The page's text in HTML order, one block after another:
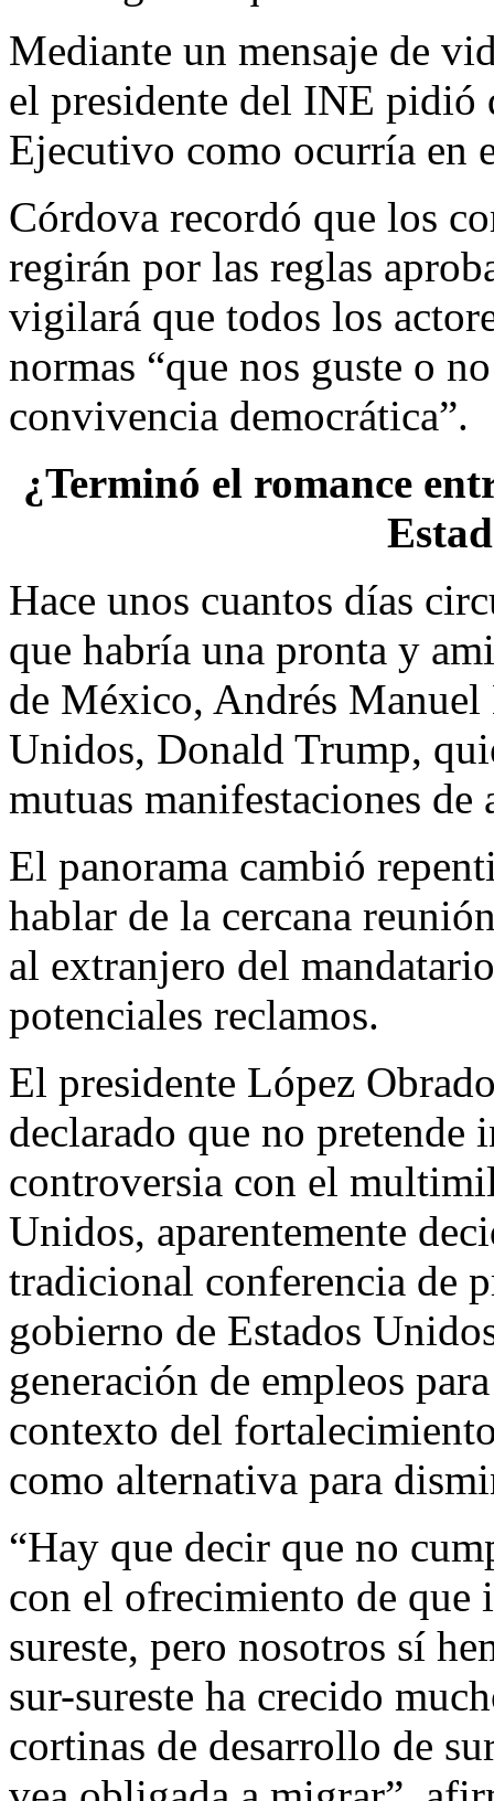
Mediante un mensaje de
el presidente del INE pidió
Ejecutivo como ocurría en
Córdova recordó que los
regirán por las reglas
vigilará que todos los
normas “que nos guste o
convivencia democrática”.
¿Terminó el romance
Hace unos cuantos días
que habría una pronta y
de México, Andrés Manuel
Unidos, Donald Trump,
mutuas manifestaciones de
El panorama cambió
hablar de la cercana
al extranjero del
potenciales reclamos.
El presidente López
declarado que no pretende
controversia con el
Unidos, aparentemente
tradicional conferencia de
gobierno de Estados
generación de empleos
contexto del
como alternativa para
“Hay que decir que no
con el ofrecimiento de que
sureste, pero nosotros sí
sur-sureste ha crecido
cortinas de desarrollo de